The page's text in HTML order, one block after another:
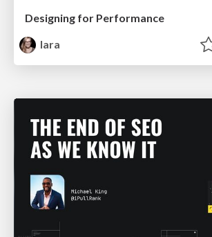
Designing for Performance
lara